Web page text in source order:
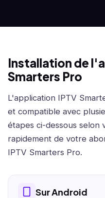
Installation de
Smarters Pro
L'application IPTV
et compatible avec
étapes ci-dessous
rapidement de votre
IPTV Smarters Pro.
Sur Android